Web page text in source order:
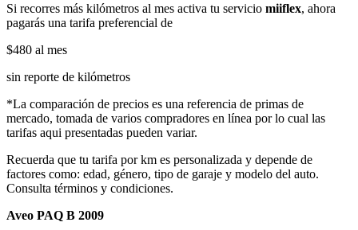
Si recorres más kilómetros al mes activa tu servicio miiflex, ahora
pagarás una tarifa preferencial de
$480 al mes
sin reporte de kilómetros
*La comparación de precios es una referencia de primas de
mercado, tomada de varios compradores en línea por lo cual las
tarifas aqui presentadas pueden variar.
Recuerda que tu tarifa por km es personalizada y depende de
factores como: edad, género, tipo de garaje y modelo del auto.
Consulta términos y condiciones.
Aveo PAQ B 2009